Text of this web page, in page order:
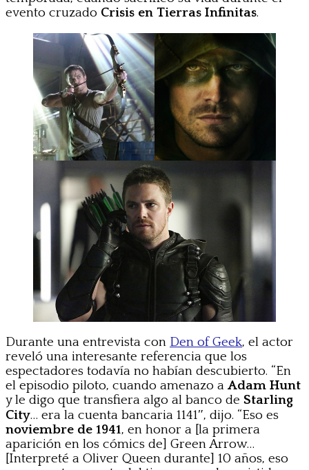
evento cruzado Crisis en Tierras Infinitas.
Durante una entrevista con Den of Geek, el actor
reveló una interesante referencia que los
espectadores todavía no habían descubierto. “En
el episodio piloto, cuando amenazo a Adam Hunt
y le digo que transfiera algo al banco de Starling
City… era la cuenta bancaria 1141″, dijo. “Eso es
noviembre de 1941, en honor a [la primera
aparición en los cómics de] Green Arrow…
[Interpreté a Oliver Queen durante] 10 años, eso